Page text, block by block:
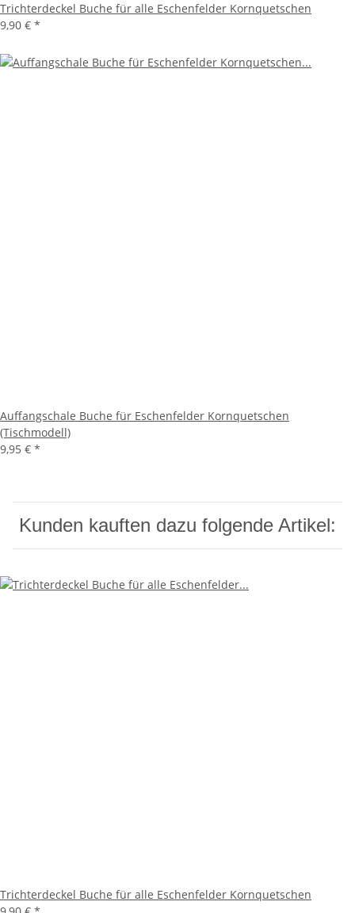
Trichterdeckel Buche für alle Eschenfelder Kornquetschen
9,90 € *
Auffangschale Buche für Eschenfelder Kornquetschen
(Tischmodell)
9,95 € *
Kunden kauften dazu folgende Artikel:
Trichterdeckel Buche für alle Eschenfelder Kornquetschen